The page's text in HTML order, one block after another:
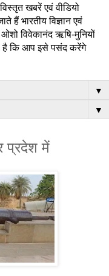
खबरें एवं वीडियो
हैं भारतीय विज्ञान एवं
ओशो विवेकानंद ऋषि-मुनियों
है कि आप इसे पसंद करेंगे
▼
▼
प्रदेश में